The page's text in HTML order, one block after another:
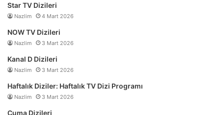
Star TV Dizileri
Nazlim 4 Mart 2026
NOW TV Dizileri
Nazlim 3 Mart 2026
Kanal D Dizileri
Nazlim 3 Mart 2026
Haftalık Diziler: Haftalık TV Dizi Programı
Nazlim 3 Mart 2026
Cuma Dizileri